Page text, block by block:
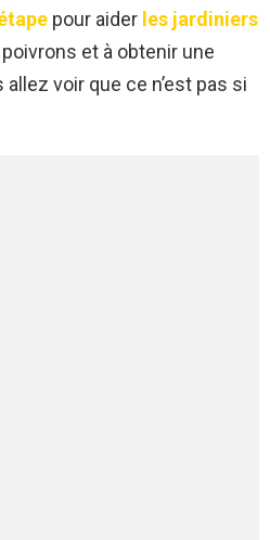
pour aider les jardiniers
et à obtenir une
voir que ce n’est pas si